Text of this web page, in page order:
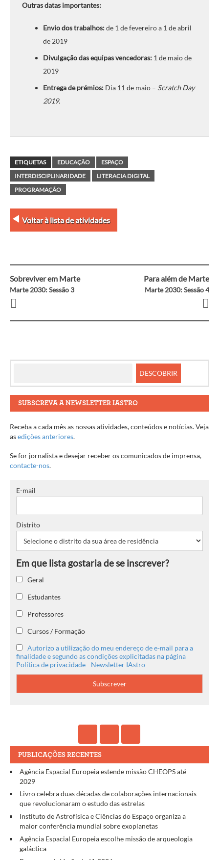
Outras datas importantes:
Envio dos trabalhos:de 1 de fevereiro a 1 de abril
de 2019
Divulgação das equipas vencedoras: 1 de maio de
2019
Entrega de prémios: Dia 11 de maio – Scratch Day
2019.
ETIQUETAS EDUCAÇÃO
ESPAÇO
INTERDISCIPLINARIDADE
LITERACIA DIGITAL
PROGRAMAÇÃO
Voltar à lista de atividades
Navegação
entre
artigos
Sobreviver em Marte
Marte 2030: Sessão 3
Para além de Marte
Marte 2030: Sessão 4
SUBSCREVA A NEWSLETTER IASTRO
Receba a cada mês as nossas atividades, conteúdos e notícias. Veja
asedições anteriores.
Se for jornalista e desejar receber os comunicados de imprensa,
contacte-nos.
E-mail
Distrito
Geral
Estudantes
Professores
Cursos / Formação
Autorizo a utilização do meu endereço de e-mail para a
finalidade e segundo as condições explicitadas na página
Política de privacidade - Newsletter IAstro
PUBLICAÇÕES RECENTES
Agência Espacial Europeia estende missão CHEOPS até
2029
Livro celebra duas décadas de colaborações internacionais
que revolucionaram o estudo das estrelas
Instituto de Astrofísica e Ciências do Espaço organiza a
maior conferência mundial sobre exoplanetas
Agência Espacial Europeia escolhe missão de arqueologia
galáctica